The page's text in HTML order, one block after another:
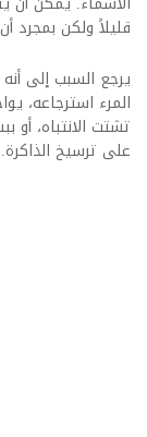
قليلاً ولكن بمجرد
يرجع السبب إلى
المرء استرجاعه،
تشتت الانتباه،
على ترسيخ الذاكرة.